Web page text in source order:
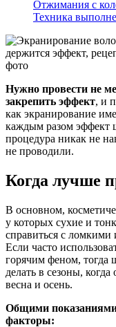
Отжимания с
Техника
Нужно провести не
закрепить эффект, и
как экранирование
каждым разом эффект
процедура никак не
не проводили.
Когда лучше
В основном,
у которых сухие и
справиться с
Если часто
горячим феном, тогда
делать в сезоны,
весна и осень.
Общими
факторы: